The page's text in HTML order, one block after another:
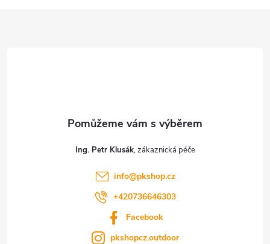
Ing. Petr Klusák
info@pkshop.cz
+420736646303
Facebook
pkshopcz.outdoor